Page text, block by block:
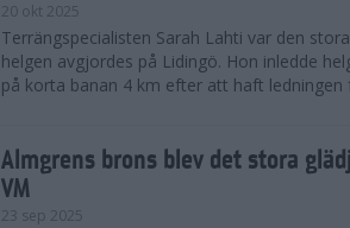
20 okt 2025
Terrängspecialisten Sarah Lahti var den
helgen avgjordes på Lidingö. Hon inledde
på korta banan 4 km efter att haft ledningen
Almgrens brons blev det stora
VM
23 sep 2025